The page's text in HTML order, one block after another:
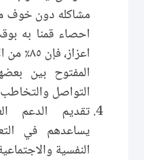
مشاكله دون خوف
احصاء قمنا به
اعزاز،
المفتوح بين
التواصل
تقديم الدعم
يساعدهم في
النفسية